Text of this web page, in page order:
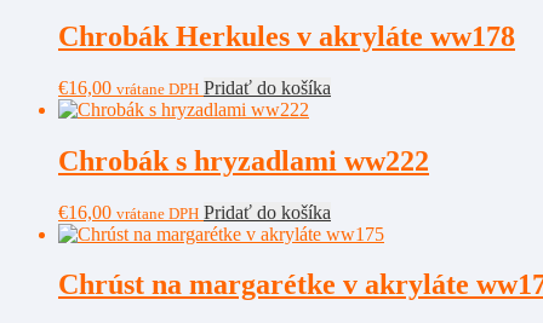
Chrobák Herkules v akryláte ww178
€16,00 vrátane DPH Pridať do košíka
Chrobák s hryzadlami ww222
€16,00 vrátane DPH Pridať do košíka
Chrúst na margarétke v akryláte